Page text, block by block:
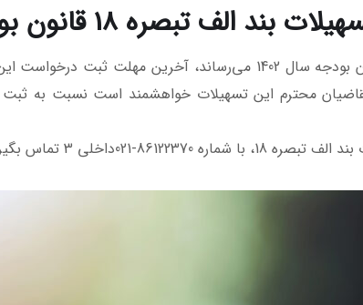
18 قانون بودجه سال 1402
به اطلاع کلیه متقاضیان تسهیلات بند الف تبصره 18 قانون بودجه
سال 1403 می‌باشد. لذا از متقاضیان محترم این تسهیلات خواهشمند
3 تماس بگیرید.